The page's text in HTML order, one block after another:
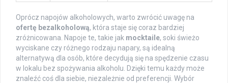
Oprócz napojów alkoholowych, warto zwrócić uwagę na
ofertę bezalkoholową, która staje się coraz bardziej
zróżnicowana. Napoje te, takie jak mocktaile, soki świeżo
wyciskane czy różnego rodzaju napary, są idealną
alternatywą dla osób, które decydują się na spędzenie czasu
w lokalu bez spożywania alkoholu. Dzięki temu każdy może
znaleźć coś dla siebie, niezależnie od preferencji. Wybór